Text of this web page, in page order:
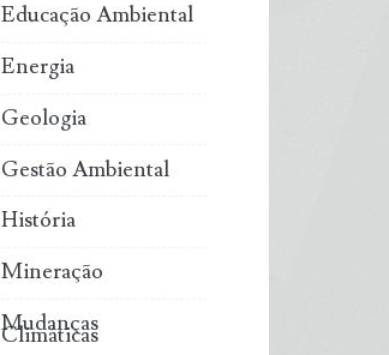
Educação Ambiental
Energia
Geologia
Gestão Ambiental
História
Mineração
Mudanças
Climáticas